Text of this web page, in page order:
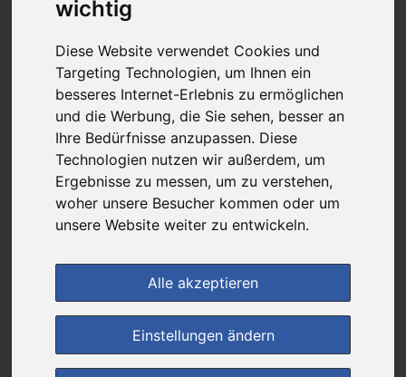
wichtig
Diese Website verwendet Cookies und
Targeting Technologien, um Ihnen ein
besseres Internet-Erlebnis zu ermöglichen
und die Werbung, die Sie sehen, besser an
Ihre Bedürfnisse anzupassen. Diese
Technologien nutzen wir außerdem, um
Ergebnisse zu messen, um zu verstehen,
woher unsere Besucher kommen oder um
unsere Website weiter zu entwickeln.
Alle akzeptieren
Einstellungen ändern
23,14 €
bei
Healthii
versandkostenfrei
& inkl. MwSt.
Ersparnis: 4
Preis pro 1 ST / 23,14 €
Daten vom 10.08.2026 21:16 Uhr
(0) Jetzt bewerten!
im Shop bestellen